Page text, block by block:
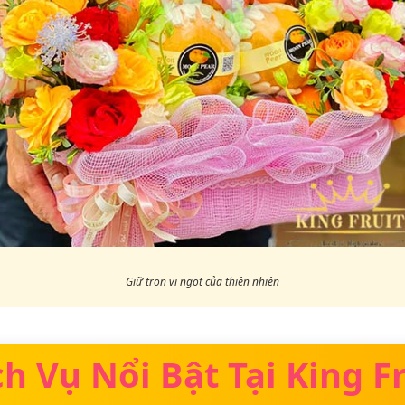
Giữ trọn vị ngọt của thiên nhiên
Vụ Nổi Bật Tại King